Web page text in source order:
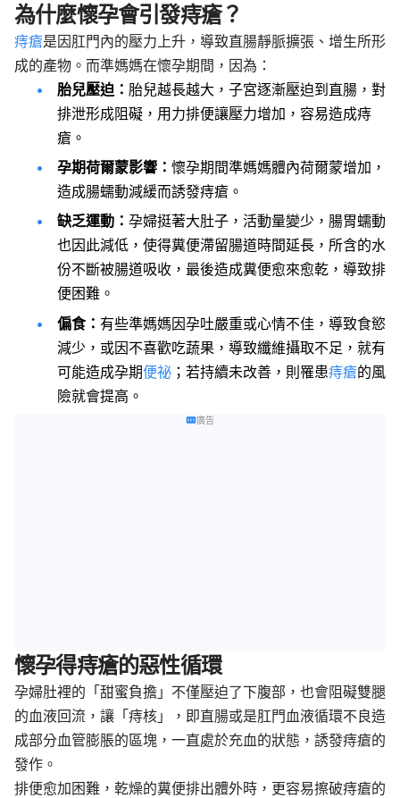
為什麼懷孕會引發痔瘡？
痔瘡是因肛門內的壓力上升，導致直腸靜脈擴張、增生所形
成的產物。而準媽媽在懷孕期間，因為：
胎兒壓迫： 胎兒越長越大，子宮逐漸壓迫到直腸，對
排泄形成阻礙，用力排便讓壓力增加，容易造成痔
瘡。
孕期荷爾蒙影響： 懷孕期間準媽媽體內荷爾蒙增加，
造成腸蠕動減緩而誘發痔瘡。
缺乏運動： 孕婦挺著大肚子，活動量變少，腸胃蠕動
也因此減低，使得糞便滯留腸道時間延長，所含的水
份不斷被腸道吸收，最後造成糞便愈來愈乾，導致排
便困難。
偏食： 有些準媽媽因孕吐嚴重或心情不佳，導致食慾
減少，或因不喜歡吃蔬果，導致纖維攝取不足，就有
可能造成孕期便祕 ；若持續未改善，則罹患痔瘡的風
險就會提高。
廣告
懷孕得痔瘡的惡性循環
孕婦肚裡的「甜蜜負擔」不僅壓迫了下腹部，也會阻礙雙腿
的血液回流，讓「痔核」，即直腸或是肛門血液循環不良造
成部分血管膨脹的區塊，一直處於充血的狀態，誘發痔瘡的
發作。
排便愈加困難，乾燥的糞便排出體外時，更容易擦破痔瘡的